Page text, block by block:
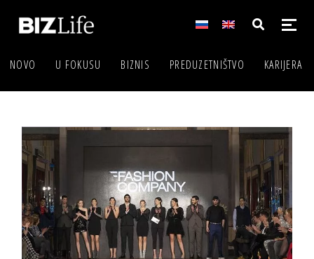
NOVO U FOKUSU BIZNIS PREDUZETNIŠTVO KARIJERA